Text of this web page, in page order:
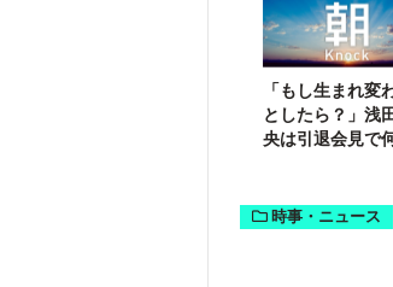
「もし生まれ変
としたら？」浅
央は引退会見で
時事・ニュース